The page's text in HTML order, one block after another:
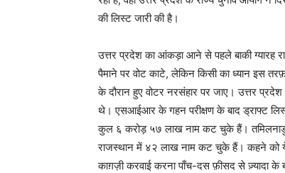
की लिस्ट जारी की है।
उत्तर प्रदेश का आंकड़ा आने से पहले बाकी ग्यारह
पैमाने पर वोट काटे, लेकिन किसी का ध्यान इस
के दौरान हुए वोटर नरसंहार पर जाए। उत्तर
थे। एसआईआर के गहन परीक्षण के बाद ड्राफ्ट
कुल ६ करोड़ ५७ लाख नाम कट चुके हैं।
राजस्थान में ४२ लाख नाम कट चुके हैं। कहने को ये
काग़ज़ी करवाई करना पाँच-दस फ़ीसद से ज़्यादा के